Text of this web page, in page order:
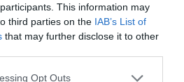
This information may
third parties on the IAB’s List of
that may further disclose it to other
Opt Outs